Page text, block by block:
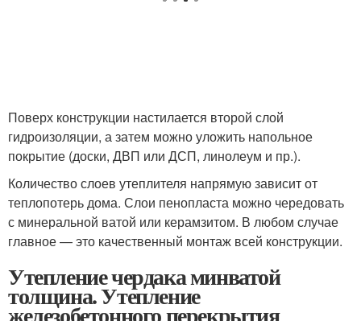
Поверх конструкции настилается второй слой
гидроизоляции, а затем можно уложить напольное
покрытие (доски, ДВП или ДСП, линолеум и пр.).
Количество слоев утеплителя напрямую зависит от
теплопотерь дома. Слои пенопласта можно чередовать
с минеральной ватой или керамзитом. В любом случае
главное — это качественный монтаж всей конструкции.
Утепление чердака минватой
толщина. Утепление